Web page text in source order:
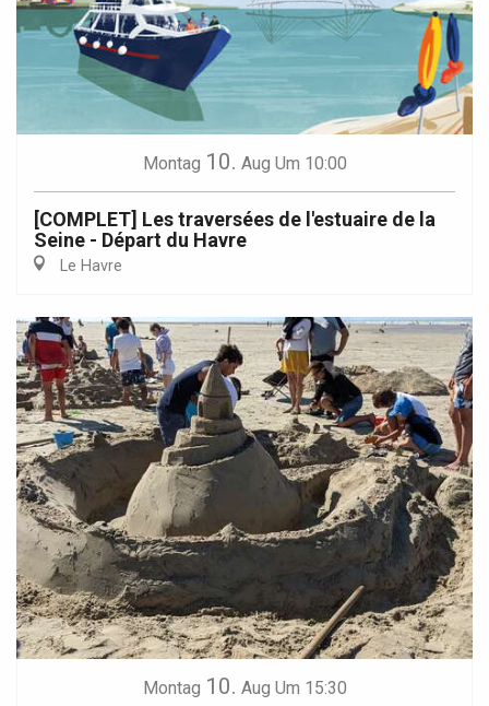
Montag 10. Aug Um 10:00
[COMPLET] Les traversées de l'estuaire de la
Seine - Départ du Havre
Le Havre
Montag 10. Aug Um 15:30